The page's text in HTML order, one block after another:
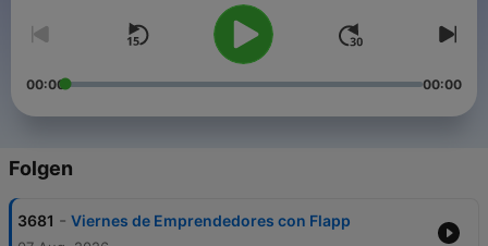
00:00 00:00
Folgen
3681 - Viernes de Emprendedores con Flapp